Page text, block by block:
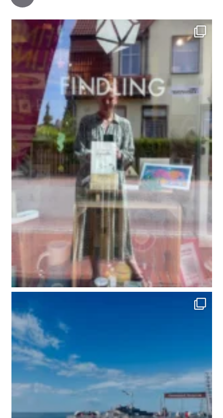
Wir sind bereit! Seid ihr